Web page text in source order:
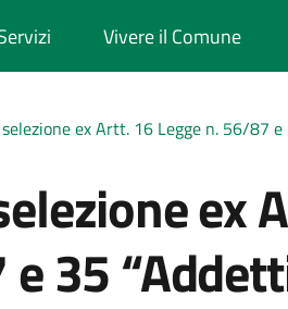
Vivere il Comune
ex Artt. 16 Legge n. 56/87
ex
35